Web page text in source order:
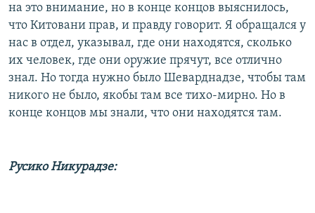
на это внимание, но в конце концов выяснилось,
что Китовани прав, и правду говорит. Я обращался у
нас в отдел, указывал, где они находятся, сколько
их человек, где они оружие прячут, все отлично
знал. Но тогда нужно было Шеварднадзе, чтобы там
никого не было, якобы там все тихо-мирно. Но в
конце концов мы знали, что они находятся там.
Русико Никурадзе: